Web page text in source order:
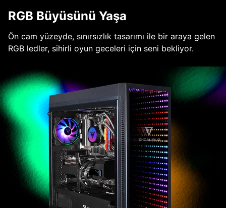
RGB Büyüsünü Yaşa
Ön cam yüzeyde, sınırsızlık tasarımı ile bir araya gelen
RGB ledler, sihirli oyun geceleri için seni bekliyor.